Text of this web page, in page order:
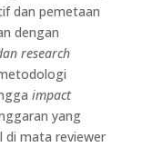
dan pemetaan
dengan
research
impact
yang
di mata reviewer